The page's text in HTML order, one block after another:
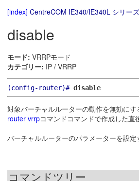
[index] CentreCOM IE340/IE340L シリー
disable
モード: VRRPモード
カテゴリー: IP / VRRP
(config-router)# disable
対象バーチャルルーターの動作を無効にす
router vrrpコマンドコマンドで作成した
バーチャルルーターのパラメーターを設
コマンドツリー